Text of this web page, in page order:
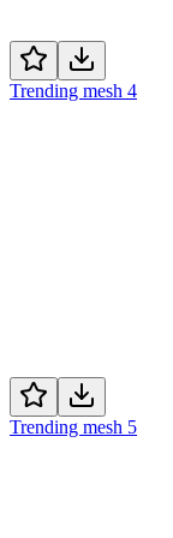
Trending mesh 4
Trending mesh 5